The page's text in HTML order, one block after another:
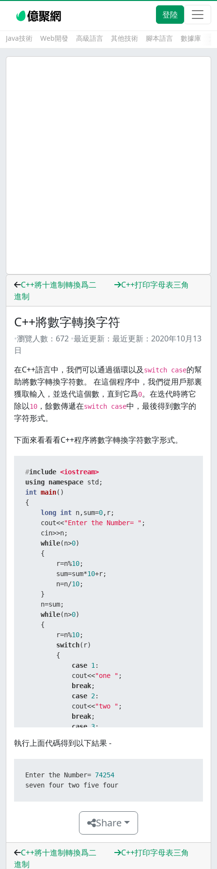
登陸
Java技術 Web開發 高級語言 其他技術 腳本語言 數據庫
C++將十進制轉換爲二
進制
C++打印字母表三角
C++將數字轉換字符
瀏覽人數： 672 最近更新： 最近更新： 2020年10月13
日
在C++語言中，我們可以通過循環以及 switch case的幫
助將數字轉換字符數。 在這個程序中，我們從用戶那裏
獲取輸入，並迭代這個數，直到它爲0。在迭代時將它
除以10 ，餘數傳遞在switch case中，最後得到數字的
字符形式。
下面來看看看C++程序將數字轉換字符數字形式。
#include <iostream>
using namespace
int main()
{
long int n,sum=0,r;
    cout<<
"Enter the Number= " ;
    cin>>n;
while(n>0)
    {
        r=n%
10;
        sum=sum*
10+r;
        n=n/
10;
    }
    n=sum;
while(n>0)
    {
        r=n%
10;
switch(r)
        {
case 1 :
            cout<<
"one " ;
break;
case 2 :
            cout<<
"two " ;
break;
case 3:
break ;
break ;
case
5:
6:
            cout<<
"six ";
case 7:
            cout<<
;
執行上面代碼得到以下結果 -
Enter the Number= 74254
seven four two five four
Share
C++將十進制轉換爲二
進制
C++打印字母表三角